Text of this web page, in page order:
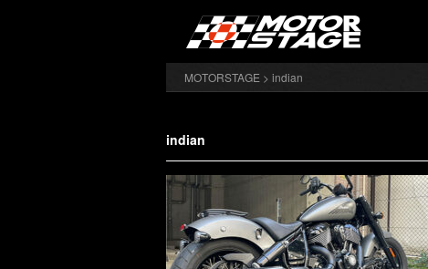
MOTORSTAGE > indian
indian